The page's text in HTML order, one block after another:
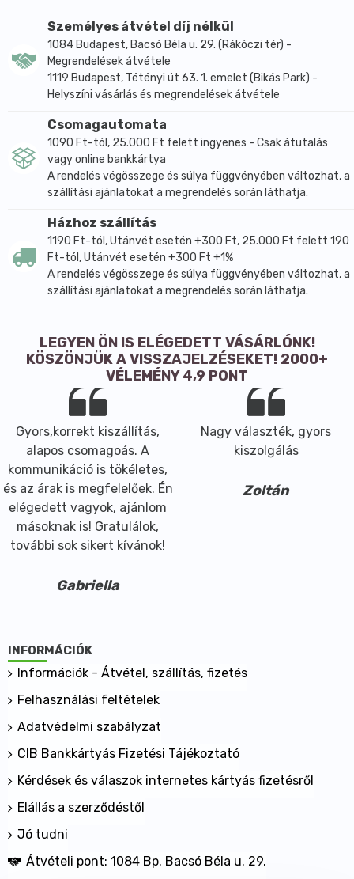
Személyes átvétel díj nélkül
1084 Budapest, Bacsó Béla u. 29. (Rákóczi tér) -
Megrendelések átvétele
1119 Budapest, Tétényi út 63. 1. emelet (Bikás Park) -
Helyszíni vásárlás és megrendelések átvétele
Csomagautomata
1090 Ft-tól, 25.000 Ft felett ingyenes - Csak átutalás
vagy online bankkártya
A rendelés végösszege és súlya függvényében változhat, a
szállítási ajánlatokat a megrendelés során láthatja.
Házhoz szállítás
1190 Ft-tól, Utánvét esetén +300 Ft, 25.000 Ft felett 190
Ft-tól, Utánvét esetén +300 Ft +1%
A rendelés végösszege és súlya függvényében változhat, a
szállítási ajánlatokat a megrendelés során láthatja.
LEGYEN ÖN IS ELÉGEDETT VÁSÁRLÓNK!
KÖSZÖNJÜK A VISSZAJELZÉSEKET! 2000+
VÉLEMÉNY 4,9 PONT
Gyors,korrekt kiszállítás,
alapos csomagoás. A
kommunikáció is tökéletes,
és az árak is megfelelőek. Én
elégedett vagyok, ajánlom
másoknak is! Gratulálok,
további sok sikert kívánok!
Gabriella
Nagy választék, gyors
kiszolgálás
Zoltán
INFORMÁCIÓK
Információk - Átvétel, szállítás, fizetés
Felhasználási feltételek
Adatvédelmi szabályzat
CIB Bankkártyás Fizetési Tájékoztató
Kérdések és válaszok internetes kártyás fizetésről
Elállás a szerződéstől
Jó tudni
Átvételi pont: 1084 Bp. Bacsó Béla u. 29.